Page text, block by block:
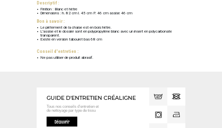
Descriptif :
Finition : Blanc et hêtre
Dimensions : h. 82 cm l. 45 cm P. 46 cm assise 46 cm
Bon à savoir :
Le piétement de la chaise est en bois hêtre.
L'assise et le dossier sont en polypropylène blanc avec un insert en polycarbonate
transparent.
Existe en version tabouret bas 68 cm
Conseil d'entretien :
Ne pas utiliser de produit abrasif.
GUIDE D'ENTRETIEN CRÉALIGNE
Tous nos conseils d’entretien et
de nettoyage par type de tissu
Découvrir